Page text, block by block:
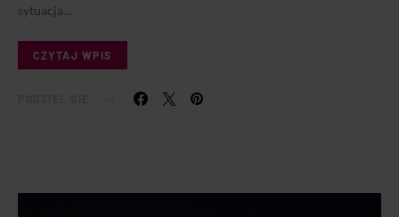
sytuacja…
CZYTAJ WPIS